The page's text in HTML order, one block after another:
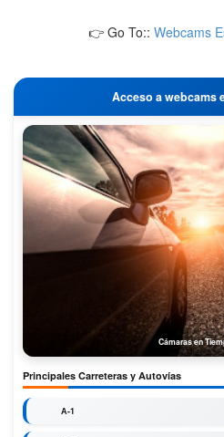
👉 Go To:: Webcams
Acceso a webcams
Cámaras en
Principales Carreteras y Autovías
A-1